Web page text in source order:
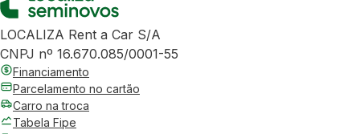
LOCALIZA Rent a Car S/A
CNPJ nº 16.670.085/0001-55
Financiamento
Parcelamento no cartão
Carro na troca
Tabela Fipe